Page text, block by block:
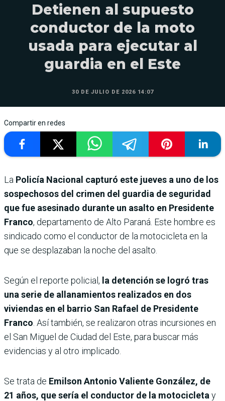
Detienen al supuesto
conductor de la moto
usada para ejecutar al
guardia en el Este
30 DE JULIO DE 2026 14:07
Compartir en redes
La Policía Nacional capturó este jueves a uno de los
sospechosos del crimen del guardia de seguridad
que fue asesinado durante un asalto en Presidente
Franco, departamento de Alto Paraná. Este hombre es
sindicado como el conductor de la motocicleta en la
que se desplazaban la noche del asalto.
Según el reporte policial, la detención se logró tras
una serie de allanamientos realizados en dos
viviendas en el barrio San Rafael de Presidente
Franco . Así también, se realizaron otras incursiones en
el San Miguel de Ciudad del Este, para buscar más
evidencias y al otro implicado.
Se trata de Emilson Antonio Valiente González, de
21 años, que sería el conductor de la motocicleta y